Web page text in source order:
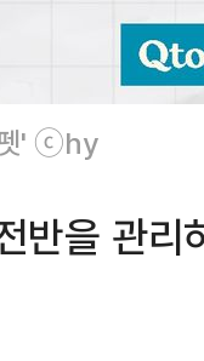
펫' ⓒhy
반을 관리